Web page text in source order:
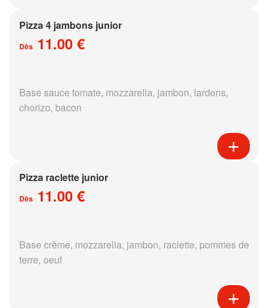
Pizza 4 jambons junior
Dès 11.00 €
Base sauce tomate, mozzarella, jambon, lardons,
chorizo, bacon
Pizza raclette junior
Dès 11.00 €
Base crème, mozzarella, jambon, raclette, pommes de
terre, oeuf